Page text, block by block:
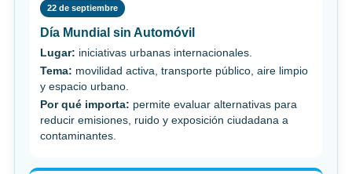
22 de septiembre
Día Mundial sin Automóvil
Lugar: iniciativas urbanas internacionales.
Tema: movilidad activa, transporte público, aire limpio
y espacio urbano.
Por qué importa: permite evaluar alternativas para
reducir emisiones, ruido y exposición ciudadana a
contaminantes.